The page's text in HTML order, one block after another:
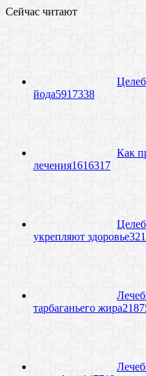
Сейчас читают
йода5917338
Как
лечения1616317
укрепляют здоровье32
тарбаганьего жира21